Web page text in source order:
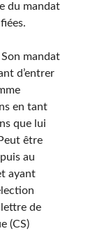
du mandat
mandat
d’entrer
en tant
que lui
être
au
ayant
de
(CS)